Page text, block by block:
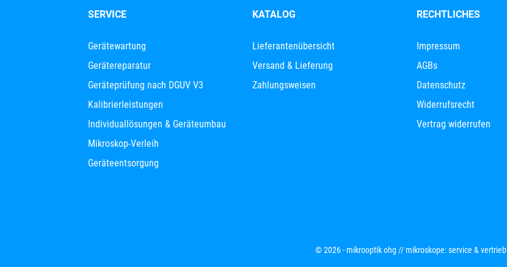
SERVICE
Gerätewartung
Gerätereparatur
Geräteprüfung nach DGUV V3
Kalibrierleistungen
Individuallösungen & Geräteumbau
Mikroskop-Verleih
Geräteentsorgung
KATALOG
Lieferantenübersicht
Versand & Lieferung
Zahlungsweisen
RECHTLICHES
Impressum
AGBs
Datenschutz
Widerrufsrecht
Vertrag widerrufen
© 2026 - mikrooptik ohg // mikroskope: service & vertrieb